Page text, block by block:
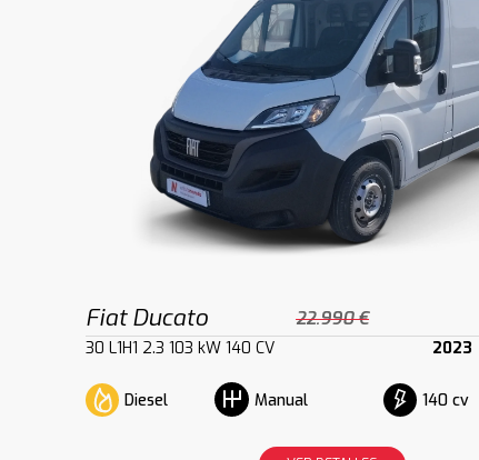
Fiat Ducato 22.990 €
30 L1H1 2.3 103 kW 140 CV 2023
Diesel Manual 140 cv